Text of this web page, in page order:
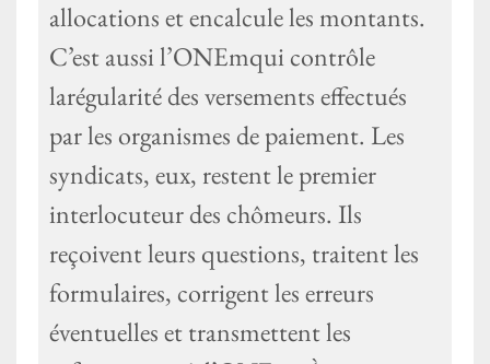
allocations et encalcule les montants.
C’est aussi l’ONEmqui contrôle
larégularité des versements effectués
par les organismes de paiement. Les
syndicats, eux, restent le premier
interlocuteur des chômeurs. Ils
reçoivent leurs questions, traitent les
formulaires, corrigent les erreurs
éventuelles et transmettent les